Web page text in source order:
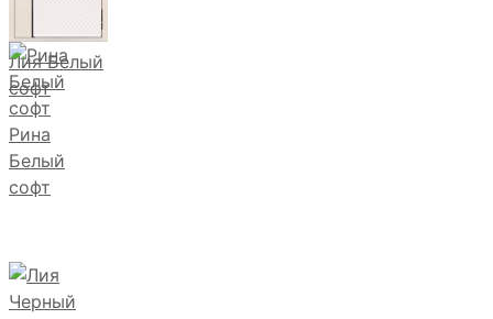
Лия Белый
софт
Рина
Белый
софт